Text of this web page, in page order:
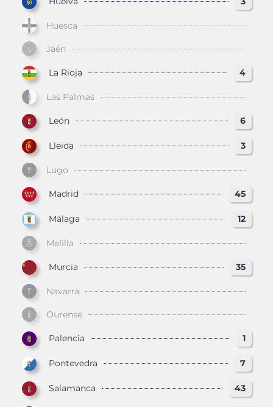
Huesca
Jaén
La Rioja 4
Las Palmas
León 6
Lleida 3
Lugo
Madrid 45
Málaga 12
Melilla
Murcia 35
Navarra
Ourense
Palencia 1
Pontevedra 7
Salamanca 43